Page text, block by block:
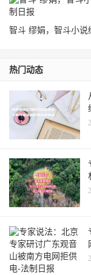
智斗 缪娟，智斗小说
热门动态